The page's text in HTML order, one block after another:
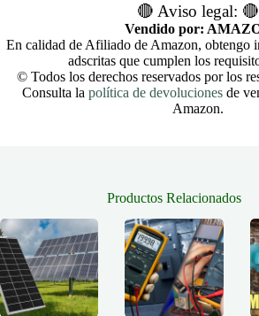
🔴 Aviso legal: 🔴
Vendido por:
En calidad de Afiliado de Amazon, obtengo
adscritas que cumplen los
© Todos los derechos reservados por los
Consulta la política de devoluciones de
Amazon.
Productos Relacionados